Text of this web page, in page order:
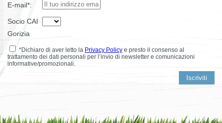
E-mail*:
Socio CAI
Gorizia
*Dichiaro di aver letto la Privacy Policy e presto il consenso al
trattamento dei dati personali per l’invio di newsletter e comunicazioni
informative/promozionali.